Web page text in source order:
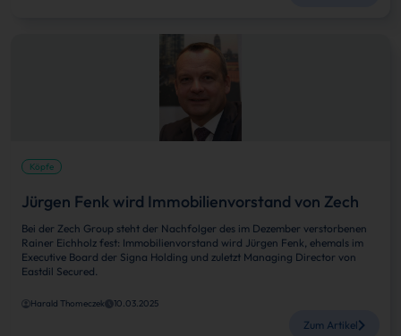
Köpfe
Jürgen Fenk wird Immobilienvorstand von Zech
Bei der Zech Group steht der Nachfolger des im Dezember verstorbenen
Rainer Eichholz fest: Immobilienvorstand wird Jürgen Fenk, ehemals im
Executive Board der Signa Holding und zuletzt Managing Director von
Eastdil Secured.
Harald Thomeczek 10.03.2025
Zum Artikel